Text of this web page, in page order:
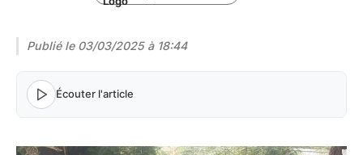
Publié le 03/03/2025 à 18:44
Écouter l'article